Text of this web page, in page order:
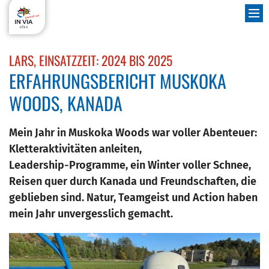
Zum Inhalt springen
LARS, EINSATZZEIT: 2024 BIS 2025:
ERFAHRUNGSBERICHT MUSKOKA
WOODS, KANADA
Mein Jahr in Muskoka Woods war voller Abenteuer:
Kletteraktivitäten anleiten,
Leadership‑Programme, ein Winter voller Schnee,
Reisen quer durch Kanada und Freundschaften, die
geblieben sind. Natur, Teamgeist und Action haben
mein Jahr unvergesslich gemacht.